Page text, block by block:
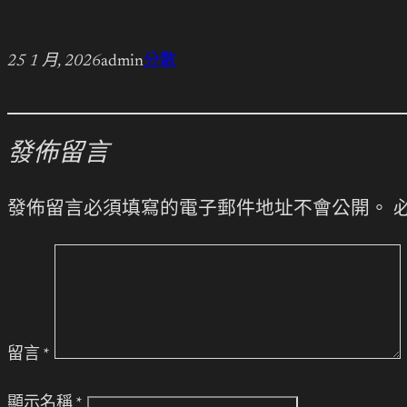
25 1 月, 2026admin分數
發佈留言
發佈留言必須填寫的電子郵件地址不會公開。
留言 *